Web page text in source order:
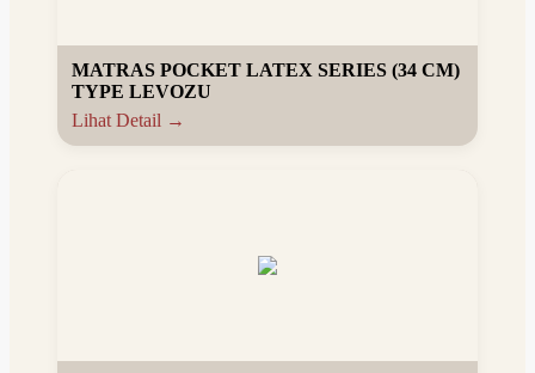
MATRAS POCKET LATEX SERIES (34 CM)
TYPE LEVOZU
Lihat Detail →